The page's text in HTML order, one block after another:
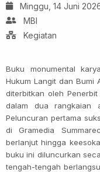
Minggu, 14 Juni
MBI
Kegiatan
Buku monumental
Hukum Langit dan
diterbitkan oleh
dalam dua rangkaian
Peluncuran pertama
di Gramedia
berlanjut hingga
buku ini diluncurkan
tengah-tengah